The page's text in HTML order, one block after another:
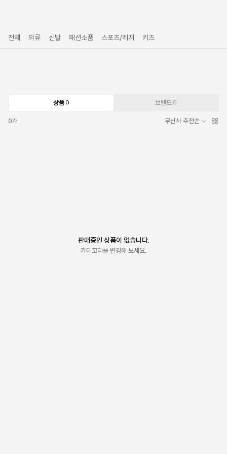
전체 의류 신발 패션소품 스포츠/레저 키즈
상품 0 브랜드 0
0개 무신사 추천순
판매중인 상품이 없습니다.
카테고리를 변경해 보세요.